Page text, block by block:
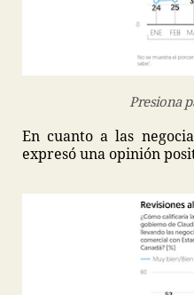
Presiona
En cuanto a las
expresó una opinión